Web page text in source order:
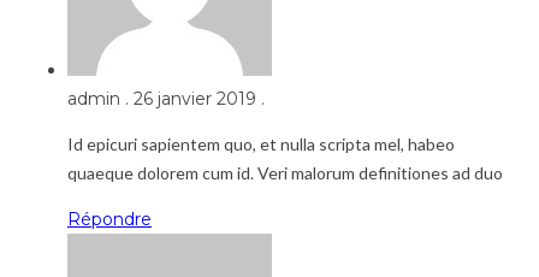
admin . 26 janvier 2019 .
Id epicuri sapientem quo, et nulla scripta mel, habeo
quaeque dolorem cum id. Veri malorum definitiones ad duo
Répondre